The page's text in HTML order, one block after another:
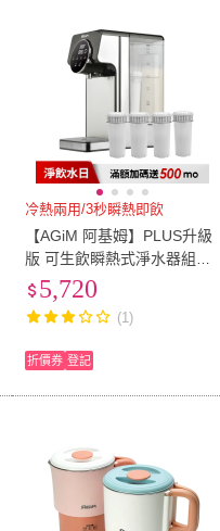
冷熱兩用/3秒瞬熱即飲
【AGiM 阿基姆】PLUS升級
版 可生飲瞬熱式淨水器組加
一年份4入濾芯(IW-2701開飲
機/冷熱飲水機)
5,720
(1)
折價券 登記